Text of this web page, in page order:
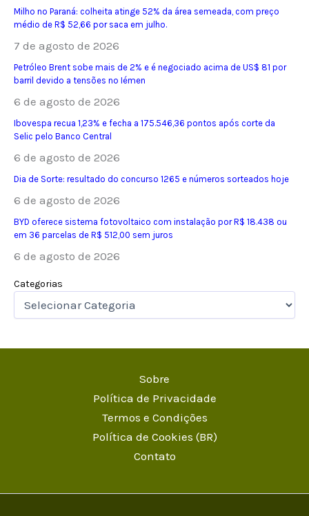
Milho no Paraná: colheita atinge 52% da área semeada, com preço
médio de R$ 52,66 por saca em julho.
7 de agosto de 2026
Petróleo Brent sobe mais de 2% e é negociado acima de US$ 81 por
barril devido a tensões no Iémen
6 de agosto de 2026
Ibovespa recua 1,23% e fecha a 175.546,36 pontos após corte da
Selic pelo Banco Central
6 de agosto de 2026
Dia de Sorte: resultado do concurso 1265 e números sorteados hoje
6 de agosto de 2026
BYD oferece sistema fotovoltaico com instalação por R$ 18.438 ou
em 36 parcelas de R$ 512,00 sem juros
6 de agosto de 2026
Categorias
Sobre
Política de Privacidade
Termos e Condições
Política de Cookies (BR)
Contato